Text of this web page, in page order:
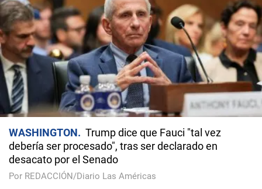
WASHINGTON
Trump dice que Fauci "tal vez
debería ser procesado", tras ser declarado en
desacato por el Senado
Por REDACCIÓN/Diario Las Américas